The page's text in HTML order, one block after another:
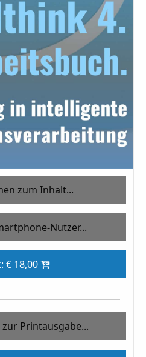
zum Inhalt...
Nutzer...
€ 18,00
Printausgabe...